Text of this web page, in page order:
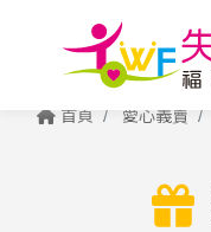
首頁 愛心義賣